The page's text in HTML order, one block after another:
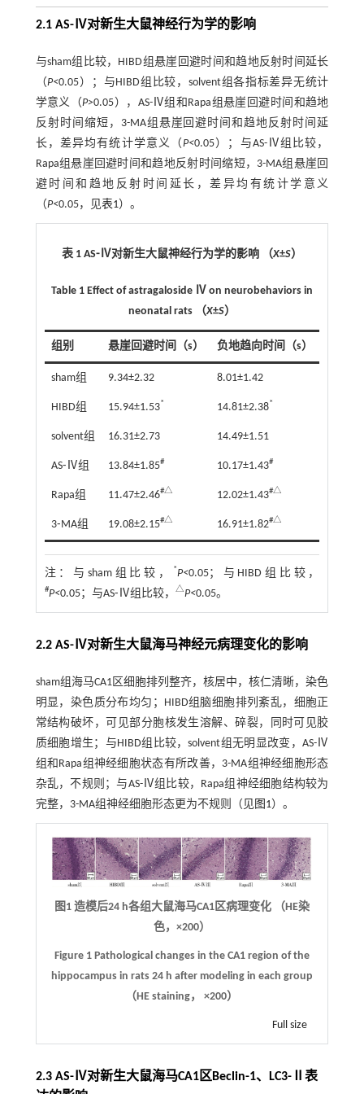
2.1 AS-Ⅳ对新生大鼠神经行为学的影响
与sham组比较，HIBD组悬崖回避时间和趋地反射时间延长
（P<0.05）；与HIBD组比较，solvent组各指标差异无统计
学意义（P>0.05），AS-Ⅳ组和Rapa组悬崖回避时间和趋地
反射时间缩短，3-MA组悬崖回避时间和趋地反射时间延
长，差异均有统计学意义（P<0.05）；与AS-Ⅳ组比较，
Rapa组悬崖回避时间和趋地反射时间缩短，3-MA组悬崖回
避时间和趋地反射时间延长，差异均有统计学意义
（P<0.05，见表1）。
表 1 AS⁃Ⅳ对新生大鼠神经行为学的影响 （X±S）
Table 1 Effect of astragaloside Ⅳ on neurobehaviors in
neonatal rats （X±S）
组别 悬崖回避时间（s） 负地趋向时间（s）
sham组 9.34±2.32 8.01±1.42
HIBD组 15.94±1.53* 14.81±2.38*
solvent组 16.31±2.73 14.49±1.51
AS⁃Ⅳ组 13.84±1.85# 10.17±1.43#
Rapa组 11.47±2.46#△ 12.02±1.43#△
3⁃MA组 19.08±2.15#△ 16.91±1.82#△
注：与sham组比较， *P<0.05；与HIBD组比较，
#P<0.05；与AS⁃Ⅳ组比较， △P<0.05。
2.2 AS-Ⅳ对新生大鼠海马神经元病理变化的影响
sham组海马CA1区细胞排列整齐，核居中，核仁清晰，染色
明显，染色质分布均匀；HIBD组脑细胞排列紊乱，细胞正
常结构破坏，可见部分胞核发生溶解、碎裂，同时可见胶
质细胞增生；与HIBD组比较，solvent组无明显改变，AS-Ⅳ
组和Rapa组神经细胞状态有所改善，3-MA组神经细胞形态
杂乱，不规则；与AS-Ⅳ组比较，Rapa组神经细胞结构较为
完整，3-MA组神经细胞形态更为不规则（见图1）。
图1 造模后24 h各组大鼠海马CA1区病理变化 （HE染
色，×200）
Figure 1 Pathological changes in the CA1 region of the
hippocampus in rats 24 h after modeling in each group
（HE staining， ×200）
Full size
2.3 AS-Ⅳ对新生大鼠海马CA1区Beclin-1、LC3-Ⅱ表